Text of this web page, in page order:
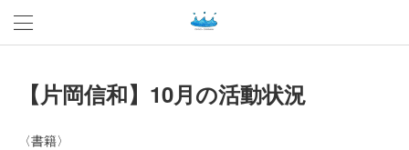
【片岡信和】10月の活動状況
〈書籍〉